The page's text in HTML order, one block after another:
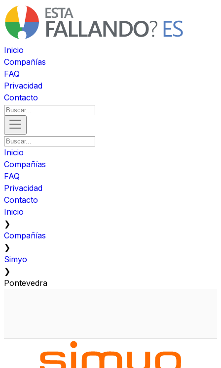
Inicio
Compañías
FAQ
Privacidad
Contacto
Inicio
Compañías
FAQ
Privacidad
Contacto
Inicio
❯
Compañías
❯
Simyo
❯
Pontevedra